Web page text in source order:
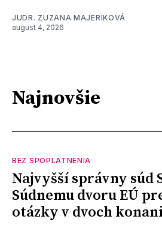
JUDR. ZUZANA MAJERIKOVÁ
august 4, 2026
Najnovšie
BEZ SPOPLATNENIA
Najvyšší správny súd
Súdnemu dvoru EÚ
otázky v dvoch